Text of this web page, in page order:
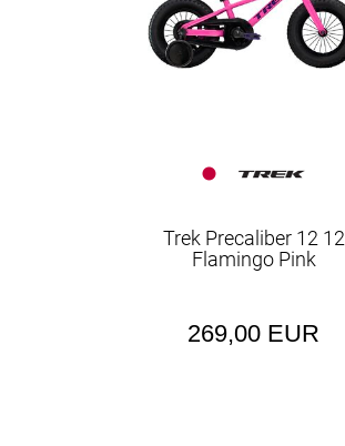
Trek Precaliber 12 12
Flamingo Pink
269,00 EUR